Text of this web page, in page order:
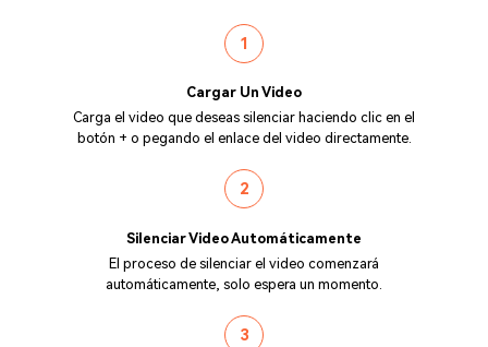
1
Cargar Un Video
Carga el video que deseas silenciar haciendo clic en el
botón + o pegando el enlace del video directamente.
2
Silenciar Video Automáticamente
El proceso de silenciar el video comenzará
automáticamente, solo espera un momento.
3